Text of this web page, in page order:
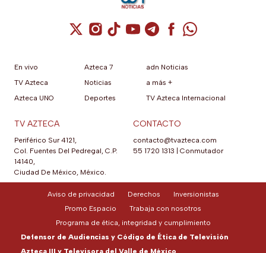
Cuenta de X / Twitter (se abre en una
Cuenta de Instagram (se abre en una
Cuenta de TikTok (se abre en
Cuenta de YouTube (se abre
Cuenta de Telegram (se
Cuenta de
Cuenta de
En vivo
TV Azteca
Azteca UNO
Azteca 7
Noticias
Deportes
adn Noticias
a más +
TV Azteca Internacional
TV AZTECA
Periférico Sur 4121,
Col. Fuentes Del Pedregal, C.P.
14140,
Ciudad De México, México.
CONTACTO
contacto@tvazteca.com
55 1720 1313
Conmutador
Aviso de privacidad Derechos
Inversionistas
Promo Espacio
Trabaja con nosotros
Programa de ética, integridad y cumplimiento
Defensor de Audiencias y Código de Ética de Televisión
Azteca III y Televisora del Valle de México